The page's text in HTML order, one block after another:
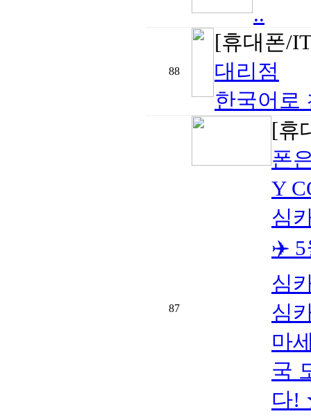
..
88
[휴대폰/
대리점
한국어로
87
[휴
폰
Y
심
✈️ 5
심
심
마
국
다!